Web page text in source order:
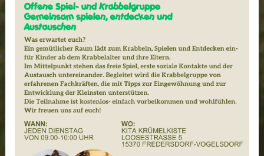
Verarbeiten erleben die Kinder Lebensmittel
mit allen Sinnen und entwickeln
Wertschätzung für Natur und Nahrung.
Projekte zum Thema Ernährung, wie
beispielsweise das Jolinchen-Projekt, greifen
wir gezielt auf und vertiefen so Wissen,
Erfahrungen und Kompetenzen rund um eine
gesunde Lebensweise.
Den Kindern stehen jederzeit Wasser und
ungesüßter Tee zur Verfügung. So unterstützen
wir ein gesundes Trinkverhalten.